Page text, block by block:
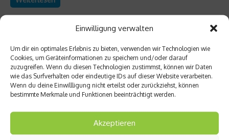
Einwilligung verwalten
Um dir ein optimales Erlebnis zu bieten, verwenden wir Technologien wie
Cookies, um Geräteinformationen zu speichern und/oder darauf
zuzugreifen. Wenn du diesen Technologien zustimmst, können wir Daten
wie das Surfverhalten oder eindeutige IDs auf dieser Website verarbeiten.
Wenn du deine Einwillligung nicht erteilst oder zurückziehst, können
bestimmte Merkmale und Funktionen beeinträchtigt werden.
Akzeptieren